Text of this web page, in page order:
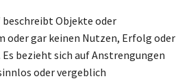
beschreibt Objekte oder
oder gar keinen Nutzen, Erfolg oder
bezieht sich auf Anstrengungen
oder vergeblich